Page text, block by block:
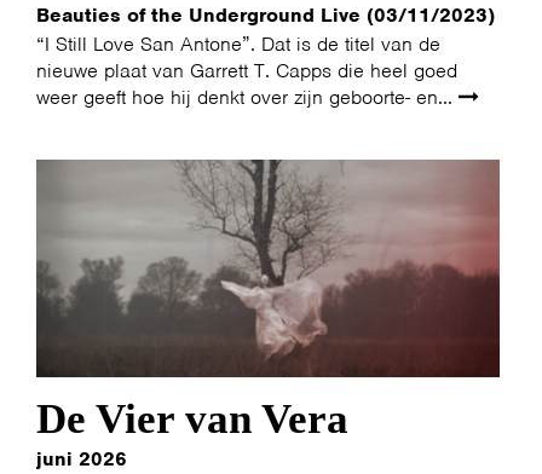
Beauties of the Underground Live (03/11/2023)
“I Still Love San Antone”. Dat is de titel van de
nieuwe plaat van Garrett T. Capps die heel goed
weer geeft hoe hij denkt over zijn geboorte- en...
De Vier van Vera
juni 2026